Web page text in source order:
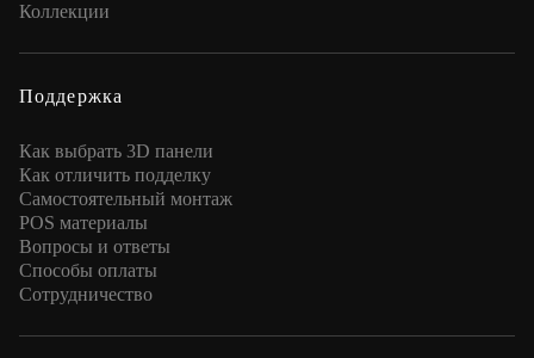
Коллекции
Поддержка
Как выбрать 3D панели
Как отличить подделку
Самостоятельный монтаж
POS материалы
Вопросы и ответы
Способы оплаты
Сотрудничество